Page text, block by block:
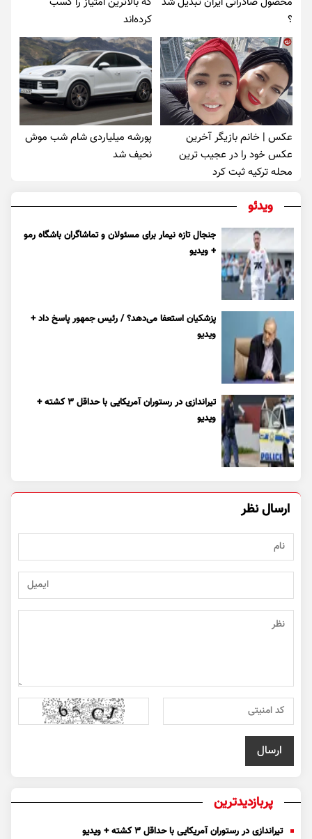
؟
کرده‌اند
عکس | خانم بازیگر آخرین
عکس خود را در عجیب ترین
محله ترکیه ثبت کرد
پورشه میلیاردی شام شب موش‌
نحیف شد
ویدئو
جنجال تازه نیمار برای مسئولان و تماشاگران باشگاه رمو
+ ویدیو
پزشکیان استعفا می‌دهد؟ / رئیس جمهور پاسخ داد +
ویدیو
تیراندازی در رستوران آمریکایی با حداقل ۳ کشته +
ویدیو
ارسال نظر
پربازدیدترین
تیراندازی در رستوران آمریکایی با حداقل ۳ کشته + ویدیو